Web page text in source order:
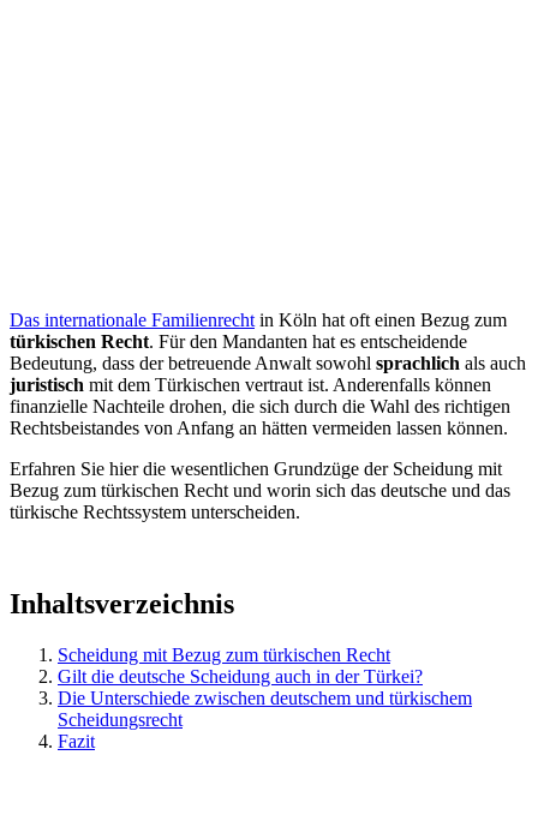
Das internationale Familienrecht in Köln hat oft einen Bezug zum
türkischen Recht. Für den Mandanten hat es entscheidende
Bedeutung, dass der betreuende Anwalt sowohl sprachlich als auch
juristisch mit dem Türkischen vertraut ist. Anderenfalls können
finanzielle Nachteile drohen, die sich durch die Wahl des richtigen
Rechtsbeistandes von Anfang an hätten vermeiden lassen können.
Erfahren Sie hier die wesentlichen Grundzüge der Scheidung mit
Bezug zum türkischen Recht und worin sich das deutsche und das
türkische Rechtssystem unterscheiden.
Inhaltsverzeichnis
Scheidung mit Bezug zum türkischen Recht
Gilt die deutsche Scheidung auch in der Türkei?
Die Unterschiede zwischen deutschem und türkischem
Scheidungsrecht
Fazit